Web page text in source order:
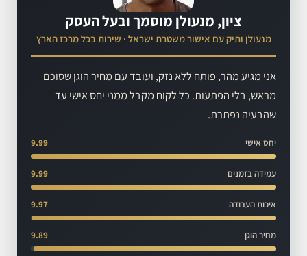
ציון, מנעולן מוסמך ובעל העסק
מנעולן ותיק עם אישור משטרת ישראל · שירות בכל מרכז הארץ
אני מגיע מהר, פותח ללא נזק, ועובד עם מחיר הוגן שסוכם
מראש, בלי הפתעות. כל לקוח מקבל ממני יחס אישי עד
שהבעיה נפתרת.
יחס אישי 9.99
עמידה בזמנים 9.99
איכות העבודה 9.97
מחיר הוגן 9.89